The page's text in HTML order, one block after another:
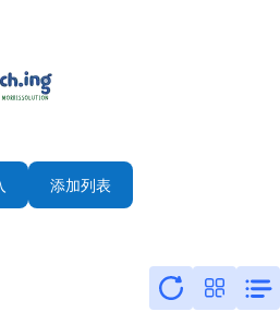
添加列表